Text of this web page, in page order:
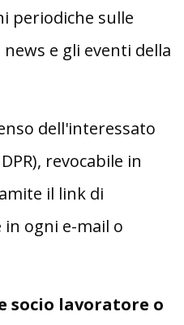
periodiche sulle
e gli eventi della
dell'interessato
revocabile in
il link di
ogni e-mail o
socio lavoratore o